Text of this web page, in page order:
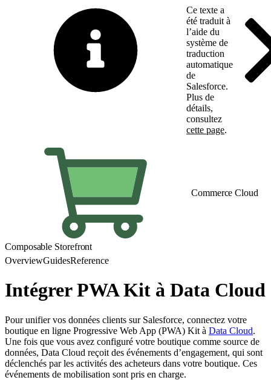
Ce texte a
été traduit à
l’aide du
système de
traduction
automatique
de
Salesforce.
Plus de
détails,
consultez
cette page.
Commerce Cloud
Composable Storefront
OverviewGuidesReference
Intégrer PWA Kit à Data Cloud
Pour unifier vos données clients sur Salesforce, connectez votre
boutique en ligne Progressive Web App (PWA) Kit à Data Cloud.
Une fois que vous avez configuré votre boutique comme source de
données, Data Cloud reçoit des événements d’engagement, qui sont
déclenchés par les activités des acheteurs dans votre boutique. Ces
événements de mobilisation sont pris en charge.